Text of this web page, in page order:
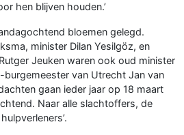
hen blijven houden.’
bloemen gelegd.
minister Dilan Yesilgöz, en
Jeuken waren ook oud minister
burgemeester van Utrecht Jan van
gaan ieder jaar op 18 maart
Naar alle slachtoffers, de